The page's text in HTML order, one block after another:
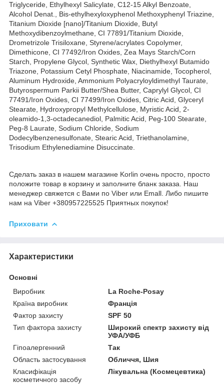
Triglyceride, Ethylhexyl Salicylate, C12-15 Alkyl Benzoate,
Alcohol Denat., Bis-ethylhexyloxyphenol Methoxyphenyl Triazine,
Titanium Dioxide [nano]/Titanium Dioxide, Butyl
Methoxydibenzoylmethane, CI 77891/Titanium Dioxide,
Drometrizole Trisiloxane, Styrene/acrylates Copolymer,
Dimethicone, CI 77492/Iron Oxides, Zea Mays Starch/Corn
Starch, Propylene Glycol, Synthetic Wax, Diethylhexyl Butamido
Triazone, Potassium Cetyl Phosphate, Niacinamide, Tocopherol,
Aluminum Hydroxide, Ammonium Polyacryloyldimethyl Taurate,
Butyrospermum Parkii Butter/Shea Butter, Caprylyl Glycol, CI
77491/Iron Oxides, CI 77499/Iron Oxides, Citric Acid, Glyceryl
Stearate, Hydroxypropyl Methylcellulose, Myristic Acid, 2-
oleamido-1,3-octadecanediol, Palmitic Acid, Peg-100 Stearate,
Peg-8 Laurate, Sodium Chloride, Sodium
Dodecylbenzenesulfonate, Stearic Acid, Triethanolamine,
Trisodium Ethylenediamine Disuccinate.
Сделать заказ в нашем магазине Korlin очень просто, просто
положите товар в корзину и заполните бланк заказа. Наш
менеджер свяжется с Вами по Viber или Emall. Либо пишите
нам на Viber +380957225525 Приятных покупок!
Приховати
Характеристики
Основні
Виробник
La Roche-Posay
Країна виробник
Франція
Фактор захисту
SPF 50
Тип фактора захисту
Широкий спектр захисту від
УФА/УФБ
Гіпоалергенний
Так
Область застосування
Обличчя, Шия
Класифікація
косметичного засобу
Лікувальна (Космецевтика)